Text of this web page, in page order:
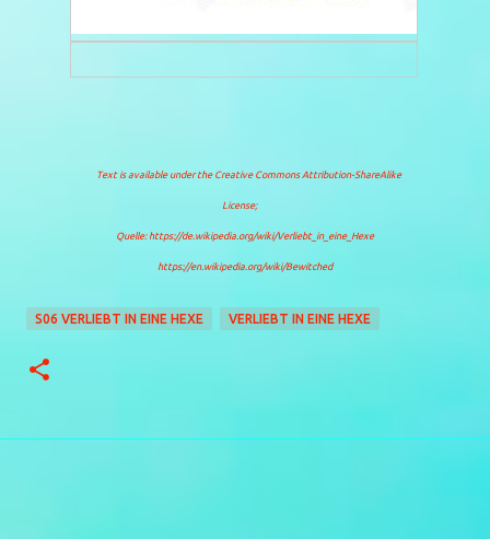
Text is available under the Creative Commons Attribution-ShareAlike
License;
Quelle: https://de.wikipedia.org/wiki/Verliebt_in_eine_Hexe
https://en.wikipedia.org/wiki/Bewitched
S06 VERLIEBT IN EINE HEXE VERLIEBT IN EINE HEXE